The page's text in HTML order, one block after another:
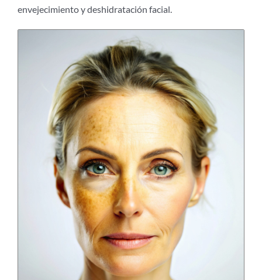
envejecimiento y deshidratación facial.